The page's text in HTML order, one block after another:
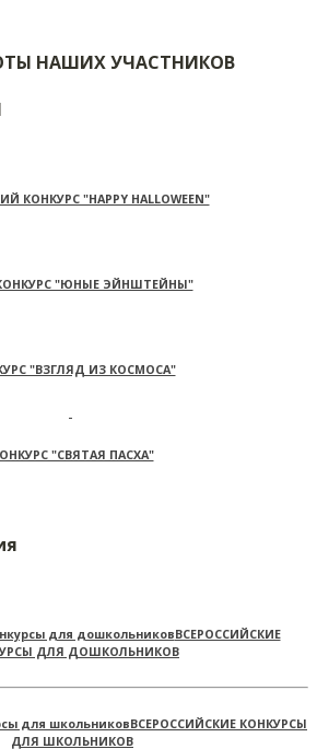
НАШИХ УЧАСТНИКОВ
КОНКУРС "HAPPY HALLOWEEN"
"ЮНЫЕ ЭЙНШТЕЙНЫ"
"ВЗГЛЯД ИЗ КОСМОСА"
"СВЯТАЯ ПАСХА"
ВСЕРОССИЙСКИЕ
ДЛЯ ДОШКОЛЬНИКОВ
ВСЕРОССИЙСКИЕ КОНКУРСЫ
ДЛЯ ШКОЛЬНИКОВ